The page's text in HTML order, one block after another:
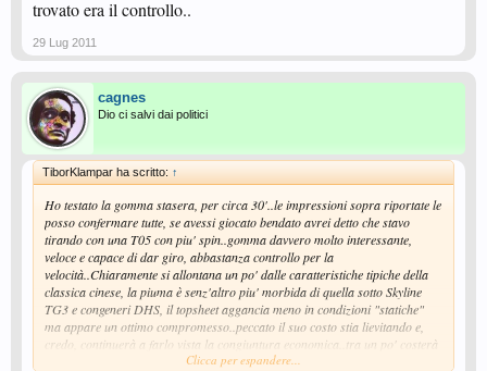
trovato era il controllo..
29 Lug 2011
cagnes
Dio ci salvi dai politici
TiborKlampar ha scritto: ↑
Ho testato la gomma stasera, per circa 30'..le impressioni sopra riportate le
posso confermare tutte, se avessi giocato bendato avrei detto che stavo
tirando con una T05 con piu' spin..gomma davvero molto interessante,
veloce e capace di dar giro, abbastanza controllo per la
velocità..Chiaramente si allontana un po' dalle caratteristiche tipiche della
classica cinese, la piuma è senz'altro piu' morbida di quella sotto Skyline
TG3 e congeneri DHS, il topsheet aggancia meno in condizioni "statiche"
ma appare un ottimo compromesso..peccato il suo costo stia lievitando e,
credo, continuerà a farlo vista la congiuntura economica..tra un po' costerà
40€ anche a comprarla in Cina......Clicca per espandere...